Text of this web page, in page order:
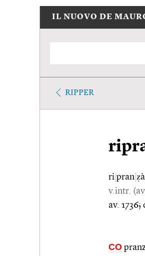
IL NUOVO DE
RIPPER
ri pran ẓà
v.intr.
av.
CO